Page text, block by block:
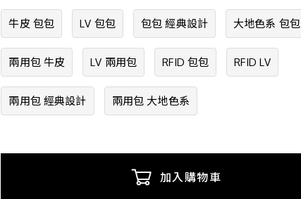
牛皮 包包 LV 包包 包包 經典設計 大地色系 包包
兩用包 牛皮 LV 兩用包 RFID 包包 RFID LV
兩用包 經典設計 兩用包 大地色系
加入購物車